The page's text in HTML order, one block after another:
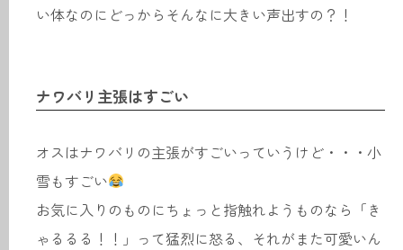
い体なのにどっからそんなに大きい声出すの？！
ナワバリ主張はすごい
オスはナワバリの主張がすごいっていうけど・・・小
雪もすごい
お気に入りのものにちょっと指触れようものなら「き
ゃるるる！！」って猛烈に怒る、それがまた可愛いん